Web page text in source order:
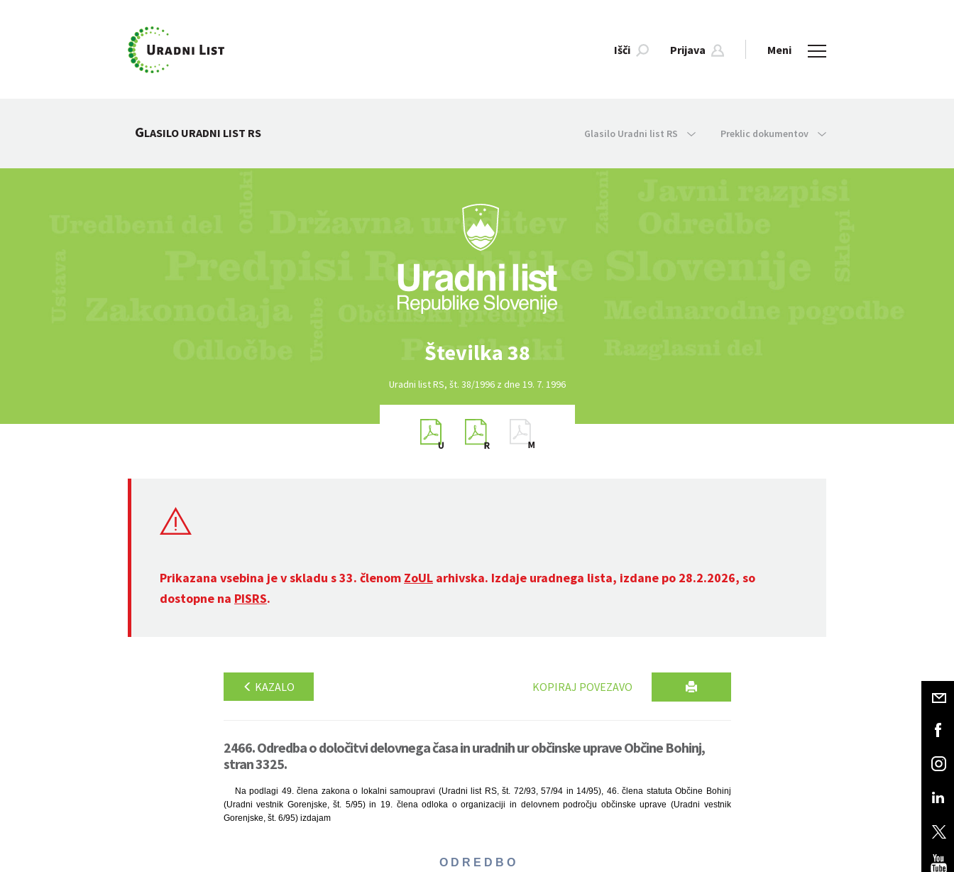
Išči Prijava Meni
GLASILO URADNI LIST RS Glasilo Uradni list RS Preklic dokumentov
Številka 38
Uradni list RS, št. 38/1996 z dne 19. 7. 1996
Prikazana vsebina je v skladu s 33. členom ZoUL arhivska. Izdaje uradnega lista, izdane po 28.2.2026, so
dostopne na PISRS.
KAZALO KOPIRAJ POVEZAVO
2466. Odredba o določitvi delovnega časa in uradnih ur občinske uprave Občine Bohinj,
stran 3325.
Na podlagi 49. člena zakona o lokalni samoupravi (Uradni list RS, št. 72/93, 57/94 in 14/95), 46. člena statuta Občine Bohinj
(Uradni vestnik Gorenjske, št. 5/95) in 19. člena odloka o organizaciji in delovnem področju občinske uprave (Uradni vestnik
Gorenjske, št. 6/95) izdajam
O D R E D B O